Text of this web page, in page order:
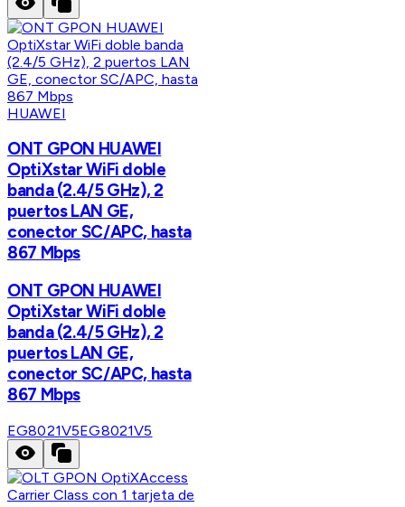
HUAWEI
ONT GPON HUAWEI
OptiXstar WiFi doble
banda (2.4/5 GHz), 2
puertos LAN GE,
conector SC/APC, hasta
867 Mbps
ONT GPON HUAWEI
OptiXstar WiFi doble
banda (2.4/5 GHz), 2
puertos LAN GE,
conector SC/APC, hasta
867 Mbps
EG8021V5EG8021V5